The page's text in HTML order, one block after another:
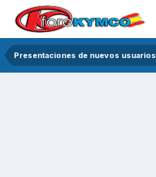
Presentaciones de nuevos usuarios